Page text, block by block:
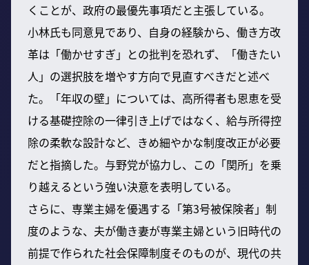
くことが、政府の最優先事項だと主張している。
小林氏も同意見であり、自身の経験から、働き方改
革は「働かせすぎ」との批判を恐れず、「働きたい
人」の選択肢を増やす方向で見直すべきだと述べ
た。「年収の壁」については、高所得者も恩恵を受
ける基礎控除の一律引き上げではなく、給与所得控
除の柔軟な設計など、きめ細やかな制度改正が必要
だと指摘した。与野党が協力し、この「関所」を乗
り越えるという強い決意を表明している。
さらに、専業主婦を優遇する「第3号被保険者」制
度のような、夫が働き妻が専業主婦という旧時代の
前提で作られた社会保障制度そのものが、現代の共